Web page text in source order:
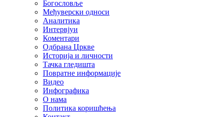
Богословље
Међуверски односи
Аналитика
Интервјуи
Коментари
Одбрана Цркве
Историја и личности
Тачка гледишта
Повратне информације
Видео
Инфографика
О нама
Политика коришћења